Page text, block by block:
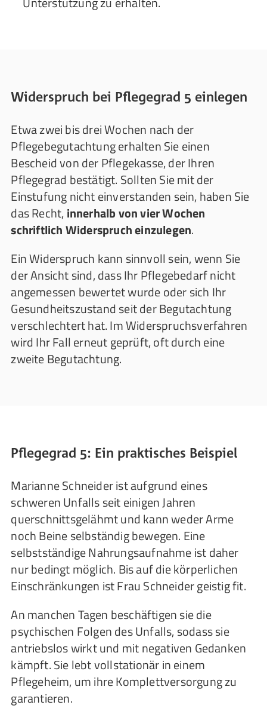
Widerspruch bei Pflegegrad 5 einlegen
Etwa zwei bis drei Wochen nach der
Pflegebegutachtung erhalten Sie einen
Bescheid von der Pflegekasse, der Ihren
Pflegegrad bestätigt. Sollten Sie mit der
Einstufung nicht einverstanden sein, haben Sie
das Recht, innerhalb von vier Wochen
schriftlich Widerspruch einzulegen.
Ein Widerspruch kann sinnvoll sein, wenn Sie
der Ansicht sind, dass Ihr Pflegebedarf nicht
angemessen bewertet wurde oder sich Ihr
Gesundheitszustand seit der Begutachtung
verschlechtert hat. Im Widerspruchsverfahren
wird Ihr Fall erneut geprüft, oft durch eine
zweite Begutachtung.
Pflegegrad 5: Ein praktisches Beispiel
Marianne Schneider ist aufgrund eines
schweren Unfalls seit einigen Jahren
querschnittsgelähmt und kann weder Arme
noch Beine selbständig bewegen. Eine
selbstständige Nahrungsaufnahme ist daher
nur bedingt möglich. Bis auf die körperlichen
Einschränkungen ist Frau Schneider geistig fit.
An manchen Tagen beschäftigen sie die
psychischen Folgen des Unfalls, sodass sie
antriebslos wirkt und mit negativen Gedanken
kämpft. Sie lebt vollstationär in einem
Pflegeheim, um ihre Komplettversorgung zu
garantieren.